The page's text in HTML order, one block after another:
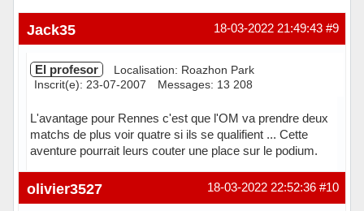
#9
18-03-2022 21:49:43
Jack35
El profesor
Localisation: Roazhon Park
Inscrit(e): 23-07-2007
Messages: 13 208
L'avantage pour Rennes c'est que l'OM va prendre deux
matchs de plus voir quatre si ils se qualifient ... Cette
aventure pourrait leurs couter une place sur le podium.
Hors ligne #10
18-03-2022 22:52:36
olivier3527